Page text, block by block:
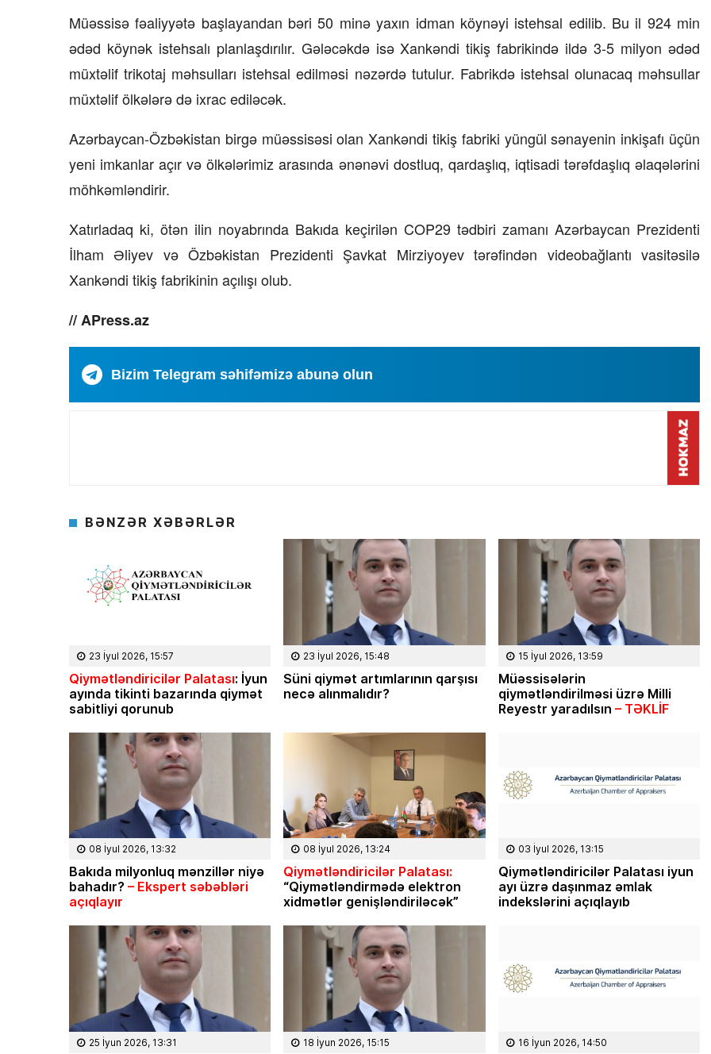
Müəssisə fəaliyyətə başlayandan bəri 50 minə yaxın idman köynəyi istehsal edilib. Bu il 924 min
ədəd köynək istehsalı planlaşdırılır. Gələcəkdə isə Xankəndi tikiş fabrikində ildə 3-5 milyon ədəd
müxtəlif trikotaj məhsulları istehsal edilməsi nəzərdə tutulur. Fabrikdə istehsal olunacaq məhsullar
müxtəlif ölkələrə də ixrac ediləcək.
Azərbaycan-Özbəkistan birgə müəssisəsi olan Xankəndi tikiş fabriki yüngül sənayenin inkişafı üçün
yeni imkanlar açır və ölkələrimiz arasında ənənəvi dostluq, qardaşlıq, iqtisadi tərəfdaşlıq əlaqələrini
möhkəmləndirir.
Xatırladaq ki, ötən ilin noyabrında Bakıda keçirilən COP29 tədbiri zamanı Azərbaycan Prezidenti
İlham Əliyev və Özbəkistan Prezidenti Şavkat Mirziyoyev tərəfindən videobağlantı vasitəsilə
Xankəndi tikiş fabrikinin açılışı olub.
// APress.az
Bizim Telegram səhifəmizə abunə olun
BƏNZƏR XƏBƏRLƏR
23 İyul 2026, 15:57
Qiymətləndiricilər Palatası: İyun
ayında tikinti bazarında qiymət
sabitliyi qorunub
23 İyul 2026, 15:48
Süni qiymət artımlarının qarşısı
necə alınmalıdır?
15 İyul 2026, 13:59
Müəssisələrin
qiymətləndirilməsi üzrə Milli
Reyestr yaradılsın – TƏKLİF
08 İyul 2026, 13:32
Bakıda milyonluq mənzillər niyə
bahadır? – Ekspert səbəbləri
açıqlayır
08 İyul 2026, 13:24
Qiymətləndiricilər Palatası:
“Qiymətləndirmədə elektron
xidmətlər genişləndiriləcək”
03 İyul 2026, 13:15
Qiymətləndiricilər Palatası iyun
ayı üzrə daşınmaz əmlak
indekslərini açıqlayıb
25 İyun 2026, 13:31 18 İyun 2026, 15:15 16 İyun 2026, 14:50
Rəsmiyyə Sabir poeziyası –
Ayıq Səmədovun
təqdimatında
Masallı rayonunun Ərkivan qəsəbəsaində
anadan olub. Memarlıq və İnşaat
Universitetini iqtisadçı-mühəndis ixtisası
üzrə bitirib. İqtisad elmləri doktorudur.
Hazırda Elm və […]